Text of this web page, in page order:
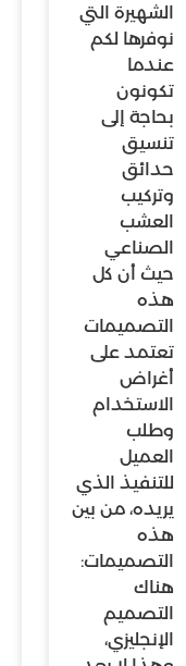
الشهيرة التي
نوفرها لكم
عندما
تكونون
بحاجة إلى
تنسيق
حدائق
وتركيب
العشب
الصناعي
حيث أن كل
هذه
التصميمات
تعتمد على
أغراض
الاستخدام
وطلب
العميل
للتنفيذ الذي
يريده، من بين
هذه
التصميمات:
هناك
التصميم
الإنجليزي،